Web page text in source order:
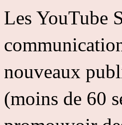
Les YouTube
nouveaux
(moins de 60